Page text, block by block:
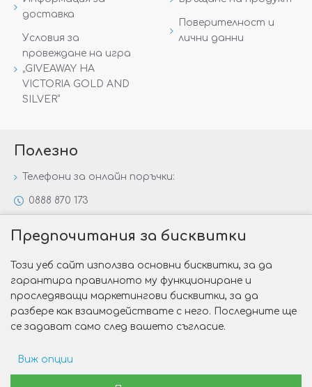
доставка
Условия за
провеждане на игра
„GIVEAWAY НА
VICTORIA GOLD AND
SILVER“
Поверителност и
лични данни
Полезно
Телефони за онлайн поръчки:
0888 870 173
Специални предложения
Защо да изберете Victoria Gold&Silver?
Как да изберем годежен пръстен?
Предпочитания за бисквитки
Този уеб сайт използва основни бисквитки, за да
гарантира правилното му функциониране и
проследяващи маркетингови бисквитки, за да
разбере как взаимодействате с него. Последните ще
се задават само след вашето съгласие.
Виж опции